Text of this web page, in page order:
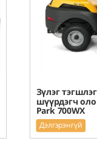
Зүлэг
шүүрдэгч
Park 700WX
Дэлгэрэнгүй